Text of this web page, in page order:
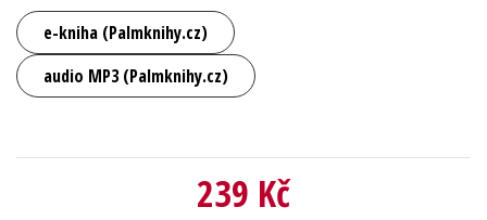
e-kniha (Palmknihy.cz)
audio MP3 (Palmknihy.cz)
239 Kč